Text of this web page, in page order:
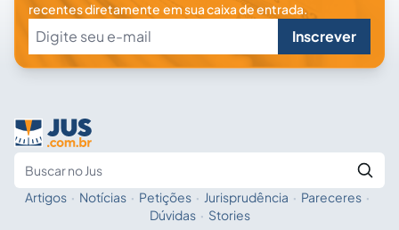
recentes diretamente em sua caixa de entrada.
Inscrever
Fale com a IA
Artigos · Notícias · Petições · Jurisprudência · Pareceres ·
Dúvidas · Stories